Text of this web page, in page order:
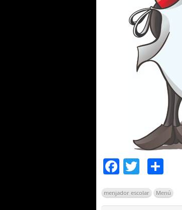
Facebook
Twitter
menjador escolar Menú